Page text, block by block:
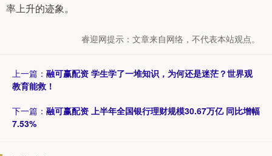
率上升的迹象。
睿迎网提示：文章来自网络，不代表本站观点。
上一篇： 融可赢配资 学生学了一堆知识，为何还是迷茫？世界观
教育能救！
下一篇： 融可赢配资 上半年全国银行理财规模30.67万亿 同比增幅
7.53%